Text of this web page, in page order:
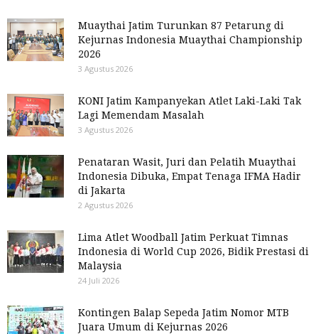
Muaythai Jatim Turunkan 87 Petarung di
Kejurnas Indonesia Muaythai Championship
2026
3 Agustus 2026
KONI Jatim Kampanyekan Atlet Laki-Laki Tak
Lagi Memendam Masalah
3 Agustus 2026
Penataran Wasit, Juri dan Pelatih Muaythai
Indonesia Dibuka, Empat Tenaga IFMA Hadir
di Jakarta
2 Agustus 2026
Lima Atlet Woodball Jatim Perkuat Timnas
Indonesia di World Cup 2026, Bidik Prestasi di
Malaysia
24 Juli 2026
Kontingen Balap Sepeda Jatim Nomor MTB
Juara Umum di Kejurnas 2026